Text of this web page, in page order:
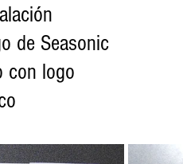
de Seasonic
con logo